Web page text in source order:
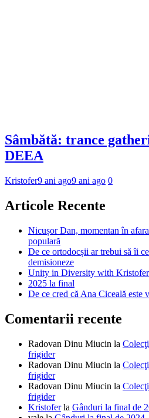
Sâmbătă: trance
DEEA
Kristofer9 ani ago9 ani ago 0
Articole Recente
Nicușor Dan, momentan în
populară
De ce ortodocșii ar trebui să îi
demisioneze
Unity in Diversity with
2025 la final
De ce cred că Ana Ciceală este
Comentarii recente
Radovan Dinu Miucin la
frigider
Radovan Dinu Miucin la
frigider
Radovan Dinu Miucin la
frigider
Kristoferla Gânduri la final de